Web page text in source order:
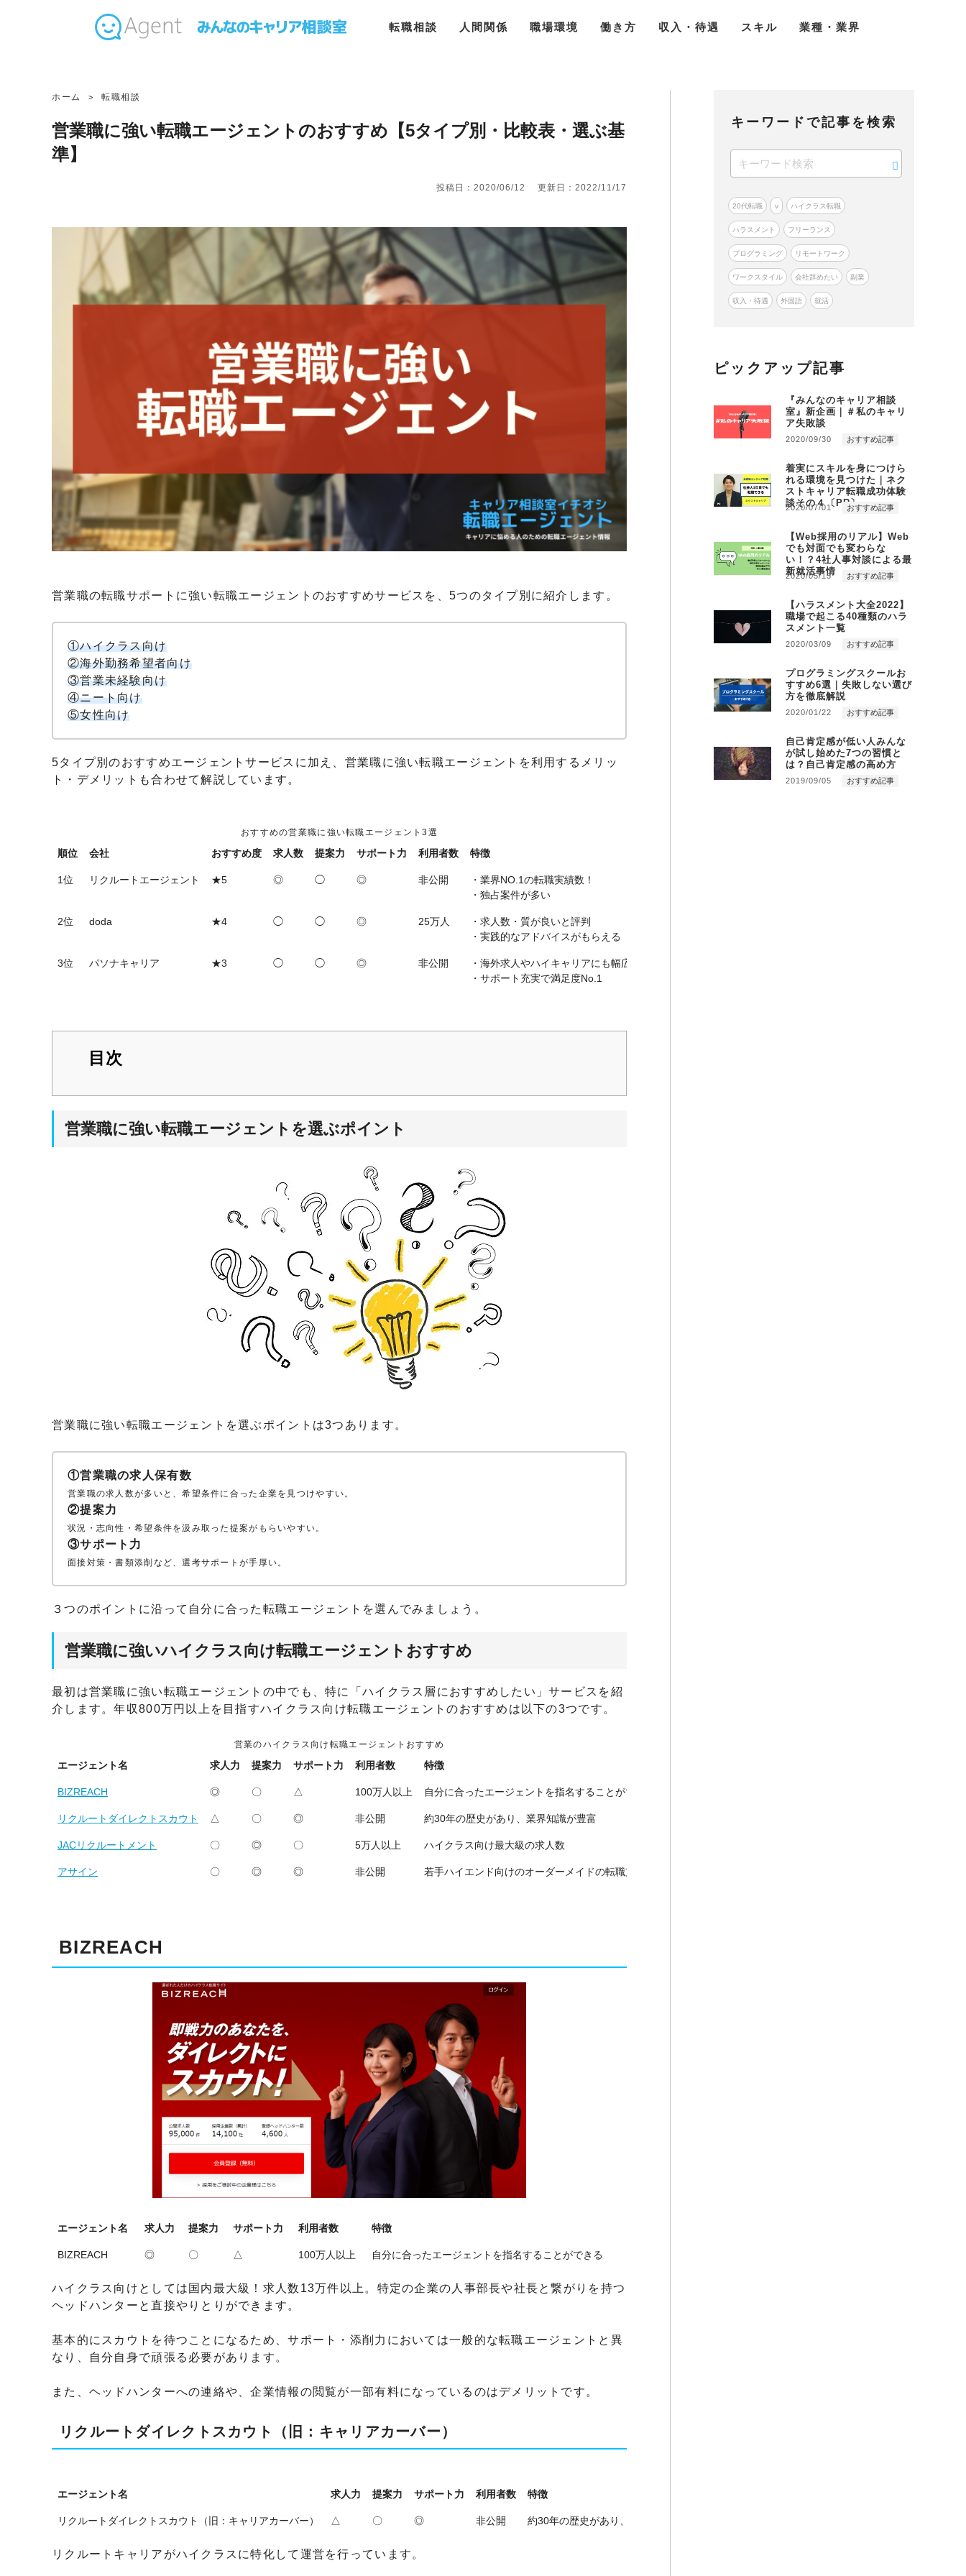
転職相談 人間関係 職場環境 働き方 収入・待遇 スキル 業種・業界
ホーム 転職相談
営業職に強い転職エージェントのおすすめ【5タイプ別・比較表・選ぶ基
準】
投稿日：2020/06/12 更新日：2022/11/17
営業職の転職サポートに強い転職エージェントのおすすめサービスを、5つのタイプ別に紹介します。
①ハイクラス向け
②海外勤務希望者向け
③営業未経験向け
④ニート向け
⑤女性向け
5タイプ別のおすすめエージェントサービスに加え、営業職に強い転職エージェントを利用するメリッ
ト・デメリットも合わせて解説しています。
おすすめの営業職に強い転職エージェント3選
順位 会社 おすすめ度 求人数 提案力 サポート力 利用者数 特徴
1位 リクルートエージェント ★5 ◎ ◯ ◎ 非公開
・業界NO.1の転職実績数！
・独占案件が多い
2位 doda ★4 ◯ ◯ ◎ 25万人
・求人数・質が良いと評判
・実践的なアドバイスがもらえる
3位 パソナキャリア ★3 ◯ ◯ ◎ 非公開
・海外求人やハイキャリアにも幅広く対応！
・サポート充実で満足度No.1
目次
営業職に強い転職エージェントを選ぶポイント
営業職に強い転職エージェントを選ぶポイントは3つあります。
①営業職の求人保有数
営業職の求人数が多いと、希望条件に合った企業を見つけやすい。
②提案力
状況・志向性・希望条件を汲み取った提案がもらいやすい。
③サポート力
面接対策・書類添削など、選考サポートが手厚い。
３つのポイントに沿って自分に合った転職エージェントを選んでみましょう。
営業職に強いハイクラス向け転職エージェントおすすめ
最初は営業職に強い転職エージェントの中でも、特に「ハイクラス層におすすめしたい」サービスを紹
介します。年収800万円以上を目指すハイクラス向け転職エージェントのおすすめは以下の3つです。
営業のハイクラス向け転職エージェントおすすめ
エージェント名 求人力 提案力 サポート力 利用者数 特徴
BIZREACH ◎ 〇 △ 100万人以上 自分に合ったエージェントを指名することができる
リクルートダイレクトスカウト △ 〇 ◎ 非公開 約30年の歴史があり、業界知識が豊富
JACリクルートメント 〇 ◎ 〇 5万人以上 ハイクラス向け最大級の求人数
アサイン 〇 ◎ ◎ 非公開 若手ハイエンド向けのオーダーメイドの転職支援
BIZREACH
エージェント名 求人力 提案力 サポート力 利用者数 特徴
BIZREACH ◎ 〇 △ 100万人以上 自分に合ったエージェントを指名することができる
ハイクラス向けとしては国内最大級！求人数13万件以上。特定の企業の人事部長や社長と繋がりを持つ
ヘッドハンターと直接やりとりができます。
基本的にスカウトを待つことになるため、サポート・添削力においては一般的な転職エージェントと異
なり、自分自身で頑張る必要があります。
また、ヘッドハンターへの連絡や、企業情報の閲覧が一部有料になっているのはデメリットです。
リクルートダイレクトスカウト（旧：キャリアカーバー）
エージェント名 求人力 提案力 サポート力 利用者数 特徴
リクルートダイレクトスカウト（旧：キャリアカーバー） △ 〇 ◎ 非公開 約30年の歴史があり、業界知識が豊富
リクルートキャリアがハイクラスに特化して運営を行っています。
キーワードで記事を検索
20代転職 v ハイクラス転職
ハラスメント フリーランス
プログラミング リモートワーク
ワークスタイル 会社辞めたい 副業
収入・待遇 外国語 就活
ピックアップ記事
『みんなのキャリア相談
室』新企画｜＃私のキャリ
ア失敗談
2020/09/30 おすすめ記事
着実にスキルを身につけら
れる環境を見つけた｜ネク
ストキャリア転職成功体験
談その４〔PR〕
2020/07/01 おすすめ記事
【Web採用のリアル】Web
でも対面でも変わらな
い！？4社人事対談による最
新就活事情
2020/05/15 おすすめ記事
【ハラスメント大全2022】
職場で起こる40種類のハラ
スメント一覧
2020/03/09 おすすめ記事
プログラミングスクールお
すすめ6選｜失敗しない選び
方を徹底解説
2020/01/22 おすすめ記事
自己肯定感が低い人みんな
が試し始めた7つの習慣と
は？自己肯定感の高め方
2019/09/05 おすすめ記事